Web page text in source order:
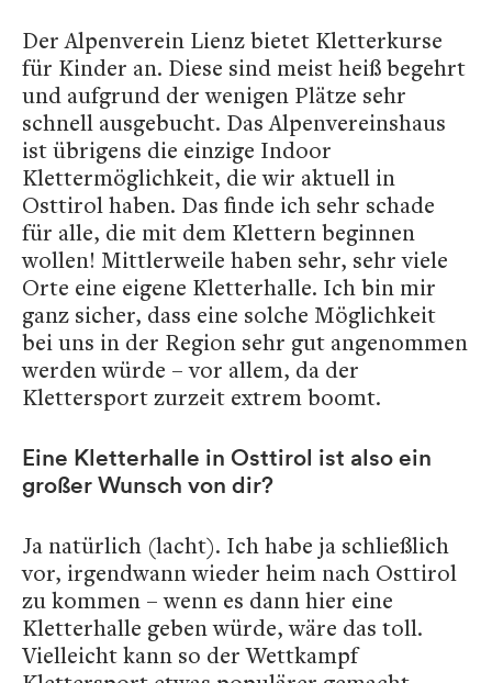
Der Alpenverein Lienz bietet Kletterkurse
für Kinder an. Diese sind meist heiß begehrt
und aufgrund der wenigen Plätze sehr
schnell ausgebucht. Das Alpenvereinshaus
ist übrigens die einzige Indoor
Klettermöglichkeit, die wir aktuell in
Osttirol haben. Das finde ich sehr schade
für alle, die mit dem Klettern beginnen
wollen! Mittlerweile haben sehr, sehr viele
Orte eine eigene Kletterhalle. Ich bin mir
ganz sicher, dass eine solche Möglichkeit
bei uns in der Region sehr gut angenommen
werden würde – vor allem, da der
Klettersport zurzeit extrem boomt.
Eine Kletterhalle in Osttirol ist also ein
großer Wunsch von dir?
Ja natürlich (lacht). Ich habe ja schließlich
vor, irgendwann wieder heim nach Osttirol
zu kommen – wenn es dann hier eine
Kletterhalle geben würde, wäre das toll.
Vielleicht kann so der Wettkampf